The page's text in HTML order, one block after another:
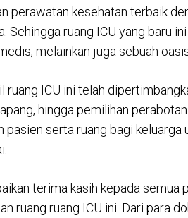
perawatan kesehatan terbaik
Sehingga ruang ICU yang baru
melainkan juga sebuah
ruang ICU ini telah
hingga pemilihan
pasien serta ruang bagi
terima kasih kepada
ruang ruang ICU ini. Dari para